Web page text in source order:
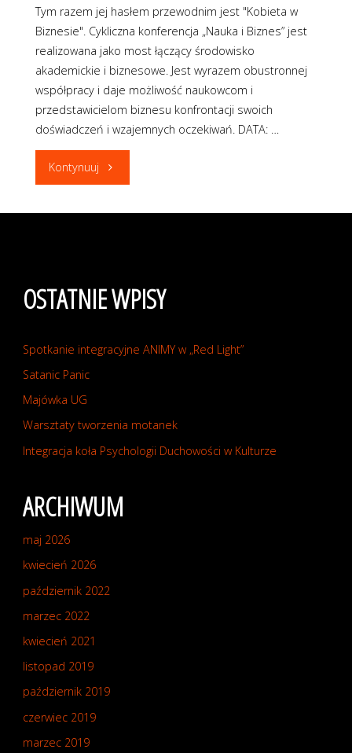
Tym razem jej hasłem przewodnim jest "Kobieta w
Biznesie". Cykliczna konferencja „Nauka i Biznes” jest
realizowana jako most łączący środowisko
akademickie i biznesowe. Jest wyrazem obustronnej
współpracy i daje możliwość naukowcom i
przedstawicielom biznesu konfrontacji swoich
doświadczeń i wzajemnych oczekiwań. DATA: …
Kontynuuj "III
I
OSTATNIE WPISY
Spotkanie integracyjne ANIMY w „Red Light”
Satanic Panic
Majówka UG
Warsztaty tworzenia motanek
Integracja koła Psychologii Duchowości w Kulturze
ARCHIWUM
maj 2026
kwiecień 2026
październik 2022
marzec 2022
kwiecień 2021
listopad 2019
październik 2019
czerwiec 2019
marzec 2019